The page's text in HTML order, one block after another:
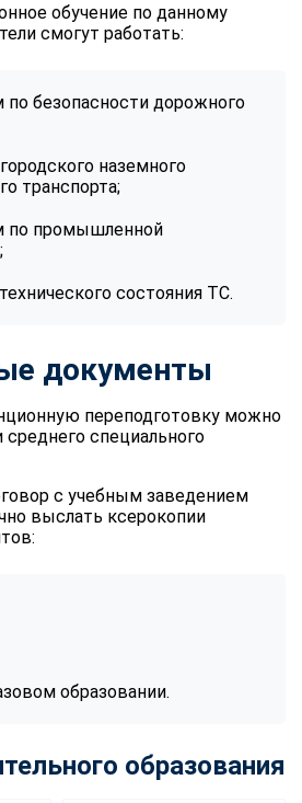
обучение по данному
смогут работать:
по безопасности дорожного
наземного
транспорта;
по промышленной
состояния ТС.
документы
переподготовку можно
специального
с учебным заведением
выслать ксерокопии
образовании.
образования